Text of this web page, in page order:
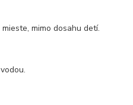
mimo dosahu detí.